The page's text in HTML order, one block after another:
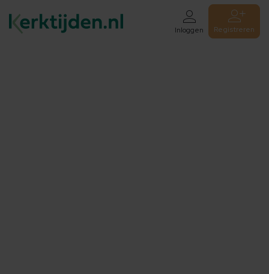
Inloggen Registreren